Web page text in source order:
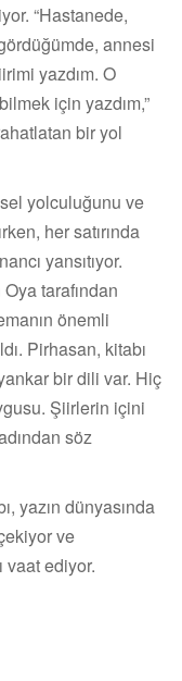
“Hastanede,
annesi
yazdım. O
için yazdım,”
bir yol
yolculuğunu ve
her satırında
yansıtıyor.
tarafından
önemli
Pirhasan, kitabı
bir dili var. Hiç
Şiirlerin içini
söz
yazın dünyasında
ve
vaat ediyor.